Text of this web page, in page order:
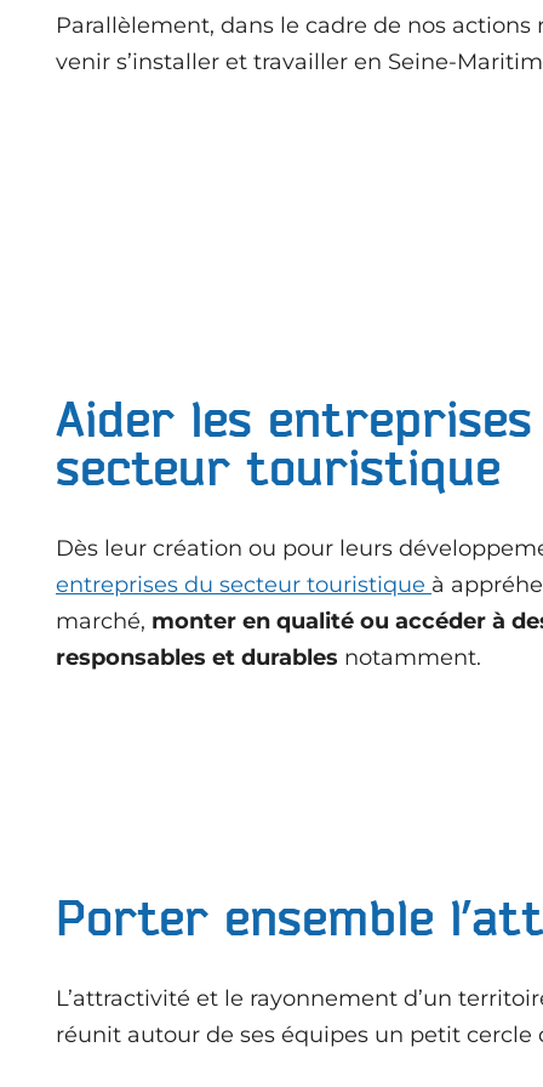
Parallèlement, dans le cadre de nos
venir s’installer et travailler en Seine-
Aider les
secteur touristique
Dès leur création ou pour leurs
entreprises du secteur touristique à
marché, monter en qualité ou accéder à
responsables et durables notamment.
Porter ensemble
L’attractivité et le rayonnement d’un
réunit autour de ses équipes un petit cercle